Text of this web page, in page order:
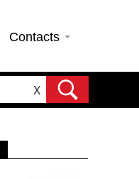
Contacts
X